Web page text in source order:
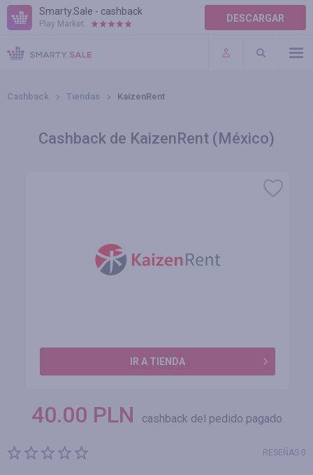
Smarty.Sale - cashback
Play Market: DESCARGAR
AYUDA
TÉRMINOS DE USO
Cashback Tiendas KaizenRent
Cashback de KaizenRent (México)
IR A TIENDA
40.00 PLN cashback del pedido pagado
RESEÑAS 0